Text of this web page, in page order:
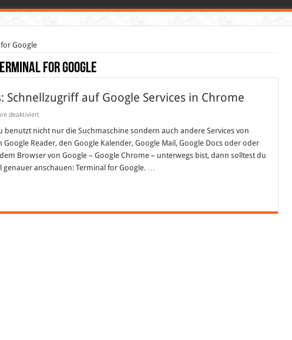
Google
for Google
Schnellzugriff auf Google Services in Chrome
deaktiviertfür
Google-
Schnellzugriff
auf
Google
Services
benutzt nicht nur die Suchmaschine sondern auch andere Services von
Google Reader, den Google Kalender, Google Mail, Google Docs oder oder
Browser von Google – Google Chrome – unterwegs bist, dann solltest du
anschauen: Terminal for Google. …